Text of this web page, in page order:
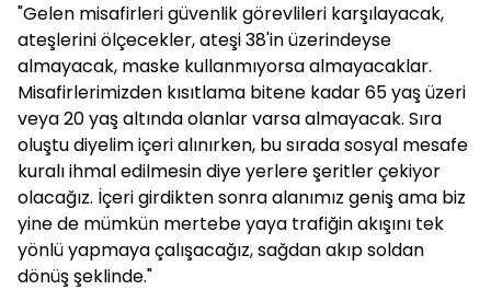
"Gelen misafirleri güvenlik görevlileri karşılayacak,
ateşlerini ölçecekler, ateşi 38'in üzerindeyse
almayacak, maske kullanmıyorsa almayacaklar.
Misafirlerimizden kısıtlama bitene kadar 65 yaş üzeri
veya 20 yaş altında olanlar varsa almayacak. Sıra
oluştu diyelim içeri alınırken, bu sırada sosyal mesafe
kuralı ihmal edilmesin diye yerlere şeritler çekiyor
olacağız. İçeri girdikten sonra alanımız geniş ama biz
yine de mümkün mertebe yaya trafiğin akışını tek
yönlü yapmaya çalışacağız, sağdan akıp soldan
dönüş şeklinde."